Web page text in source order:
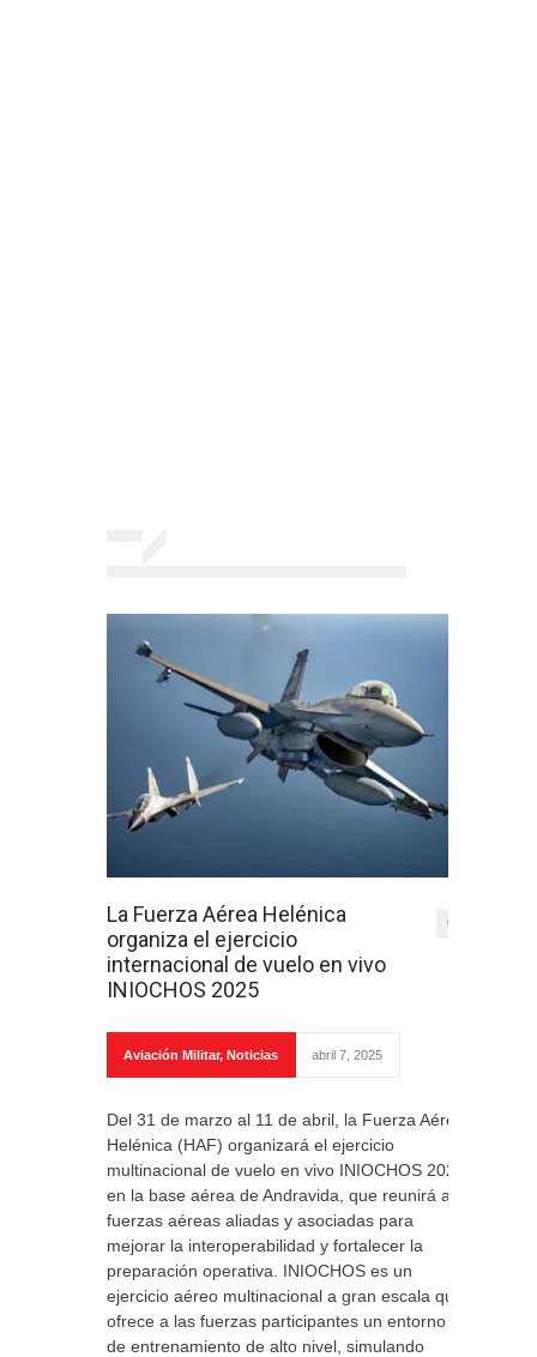
La Fuerza Aérea Helénica
organiza el ejercicio
internacional de vuelo en vivo
INIOCHOS 2025
0
Aviación Militar, Noticias abril 7, 2025
Del 31 de marzo al 11 de abril, la Fuerza Aérea
Helénica (HAF) organizará el ejercicio
multinacional de vuelo en vivo INIOCHOS 2025
en la base aérea de Andravida, que reunirá a
fuerzas aéreas aliadas y asociadas para
mejorar la interoperabilidad y fortalecer la
preparación operativa. INIOCHOS es un
ejercicio aéreo multinacional a gran escala que
ofrece a las fuerzas participantes un entorno
de entrenamiento de alto nivel, simulando